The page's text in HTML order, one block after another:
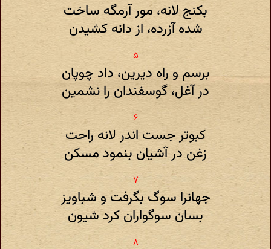
بکنج لانه، مور آرمگه ساخت
شده آزرده، از دانه کشیدن
برسم و راه دیرین، داد چوپان
در آغل، گوسفندان را نشمین
کبوتر جست اندر لانه راحت
زغن در آشیان بنمود مسکن
جهانرا سوگ بگرفت و شباویز
بسان سوگواران کرد شیون